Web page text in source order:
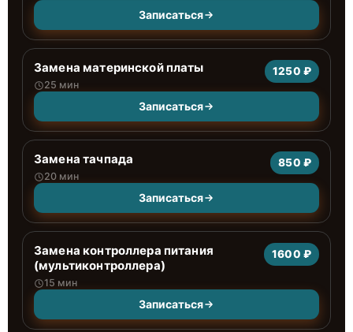
Записаться
Замена материнской платы
25 мин
1250 ₽
Записаться
Замена тачпада
20 мин
850 ₽
Записаться
Замена контроллера питания
(мультиконтроллера)
15 мин
1600 ₽
Записаться